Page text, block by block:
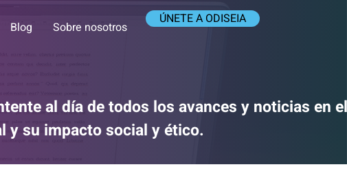
Blog Sobre nosotros
ÚNETE A ODISEIA
al día de todos los avances y noticias en
y su impacto social y ético.